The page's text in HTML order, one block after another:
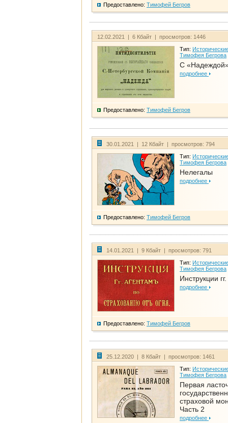
Предоставлено: Тимофей Бегров
12.02.2021 | 6 Кбайт | просмотров: 1446
Тип:
Тимофея Бегрова
С
подробнее
Предоставлено: Тимофей Бегров
30.01.2021 | 12 Кбайт | просмотров: 794
Тип:
Тимофея Бегрова
Нелегалы
подробнее
Предоставлено: Тимофей Бегров
14.01.2021 | 9 Кбайт | просмотров: 791
Тип:
Тимофея Бегрова
Инструкции
подробнее
Предоставлено: Тимофей Бегров
25.12.2020 | 8 Кбайт | просмотров: 1461
Тип:
Тимофея Бегрова
Первая
страховой
Часть 2
подробнее